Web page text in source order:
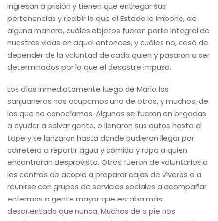
ingresan a prisión y tienen que entregar sus
pertenencias y recibir la que el Estado le impone, de
alguna manera, cuáles objetos fueron parte integral de
nuestras vidas en aquel entonces, y cuáles no, cesó de
depender de la voluntad de cada quien y pasaron a ser
determinados por lo que el desastre impuso.
Los días inmediatamente luego de María los
sanjuaneros nos ocupamos uno de otros, y muchos, de
los que no conocíamos. Algunos se fueron en brigadas
a ayudar a salvar gente, o llenaron sus autos hasta el
tope y se lanzaron hasta donde pudieran llegar por
carretera a repartir agua y comida y ropa a quien
encontraran desprovisto. Otros fueron de voluntarios a
los centros de acopio a preparar cajas de víveres o a
reunirse con grupos de servicios sociales a acompañar
enfermos o gente mayor que estaba más
desorientada que nunca. Muchos de a pie nos